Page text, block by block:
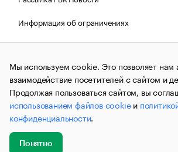
Информация об ограничениях
Правовая информация
О соблюдении
© АО «РОСБИЗНЕСКОНСАЛТИНГ»,
и материалы информационного агентства
(зарегистрировано Федеральной службой
связи, информационных технологий и
коммуникаций (Роскомнадзор) 09.12.2015
№ФС77-63848) сопровождаются пометкой
публикации могут содержать информацию,
не предназначенную для пользователей
до 18 лет.
Мы используем cookie. Это позволяет нам
взаимодействие посетителей с сайтом и
Продолжая пользоваться сайтом, вы
использованием файлов cookieи
конфиденциальности.
Понятно